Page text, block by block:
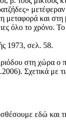
και στη
όλο το χρόνο.
1973, σελ. 58.
στη χώρα
Σχετικά με
εδώ και